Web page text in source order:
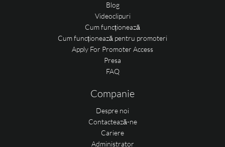
Blog
Videoclipuri
Cum funcționează
Cum funcționează pentru promoteri
Apply For Promoter Access
Presa
FAQ
Companie
Despre noi
Contactează-ne
Cariere
Administrator